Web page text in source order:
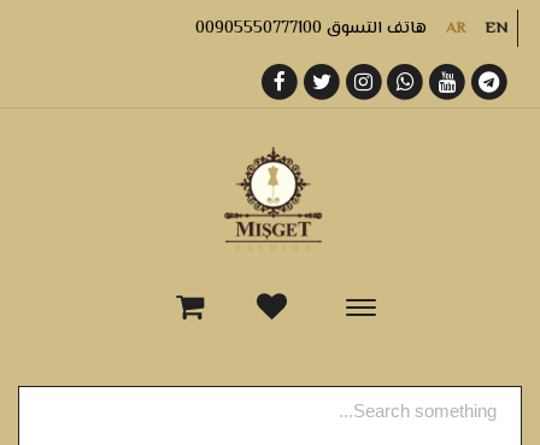
AR EN هاتف التسوق 00905550777100
-